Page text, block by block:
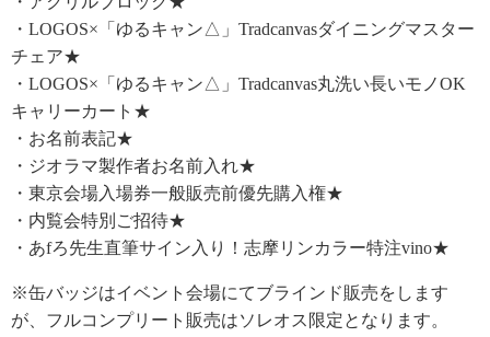
・LOGOS×「ゆるキャン△」Tradcanvasダイニングマスター
チェア★
・LOGOS×「ゆるキャン△」Tradcanvas丸洗い長いモノOK
キャリーカート★
・お名前表記★
・ジオラマ製作者お名前入れ★
・東京会場入場券一般販売前優先購入権★
・内覧会特別ご招待★
・あfろ先生直筆サイン入り！志摩リンカラー特注vino★
※缶バッジはイベント会場にてブラインド販売をします
が、フルコンプリート販売はソレオス限定となります。